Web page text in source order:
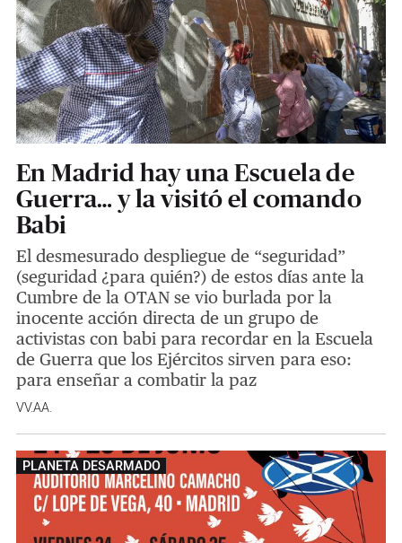
En Madrid hay una Escuela de
Guerra… y la visitó el comando
Babi
El desmesurado despliegue de “seguridad”
(seguridad ¿para quién?) de estos días ante la
Cumbre de la OTAN se vio burlada por la
inocente acción directa de un grupo de
activistas con babi para recordar en la Escuela
de Guerra que los Ejércitos sirven para eso:
para enseñar a combatir la paz
VV.AA.
PLANETA DESARMADO